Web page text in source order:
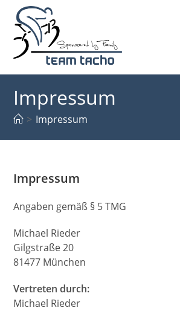
Inhalt
springen
Impressum
> Impressum
Impressum
Angaben gemäß § 5 TMG
Michael Rieder
Gilgstraße 20
81477 München
Vertreten durch:
Michael Rieder